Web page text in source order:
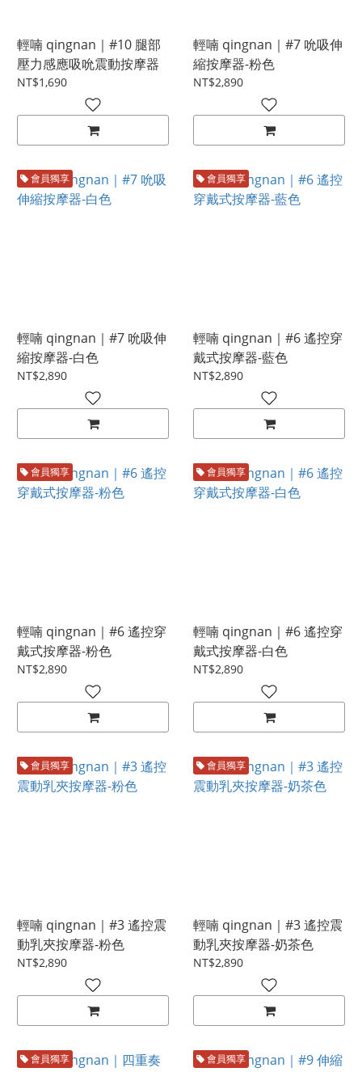
輕喃 qingnan｜#10 腿部
壓力感應吸吮震動按摩器
NT$1,690
輕喃 qingnan｜#7 吮吸伸
縮按摩器-粉色
NT$2,890
會員獨享
輕喃 qingnan｜#7 吮吸伸
縮按摩器-白色
NT$2,890
會員獨享
輕喃 qingnan｜#6 遙控穿
戴式按摩器-藍色
NT$2,890
會員獨享
輕喃 qingnan｜#6 遙控穿
戴式按摩器-粉色
NT$2,890
會員獨享
輕喃 qingnan｜#6 遙控穿
戴式按摩器-白色
NT$2,890
會員獨享
輕喃 qingnan｜#3 遙控震
動乳夾按摩器-粉色
NT$2,890
會員獨享
輕喃 qingnan｜#3 遙控震
動乳夾按摩器-奶茶色
NT$2,890
會員獨享 會員獨享